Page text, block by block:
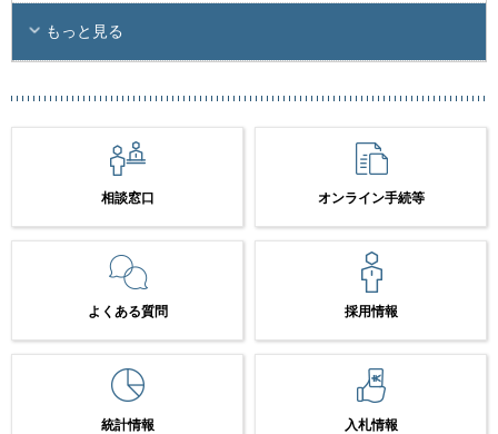
もっと見る
相談窓口 オンライン手続等
よくある質問 採用情報
統計情報 入札情報